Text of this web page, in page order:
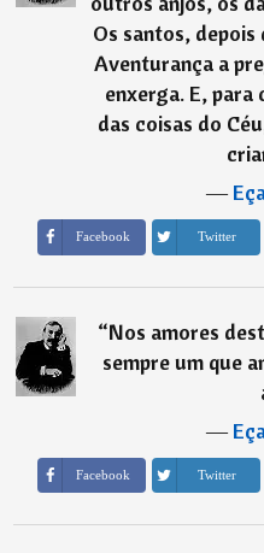
Os santos,
Aventurança a
enxerga. E, para
das coisas do
―
Facebook Twitter
“Nos amores
sempre um que
―
Facebook Twitter